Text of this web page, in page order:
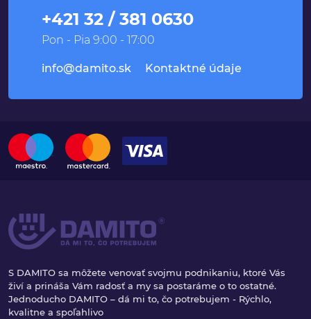
+421 32 / 381 0630
Pon - Pia 9:00 - 17:00
info@damito.sk Kontaktné údaje
S DAMITO sa môžete venovať svojmu podnikaniu, ktoré Vás
živí a prináša Vám radosť a my sa postaráme o to ostatné.
Jednoducho DAMITO – dá mi to, čo potrebujem - Rýchlo,
kvalitne a spoľahlivo